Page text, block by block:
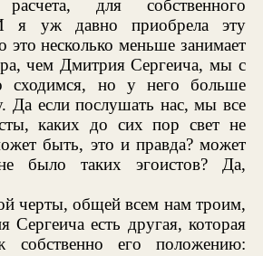
расчета, для собственного
И я уж давно приобрела эту
это несколько меньше занимает
чем Дмитрия Сергеича, мы с
сходимся, но у него больше
Да если послушать нас, мы все
каких до сих пор свет не
быть, это и правда? может
было таких эгоистов? Да,
черты, общей всем нам троим,
Сергеича есть другая, которая
собственно его положению: